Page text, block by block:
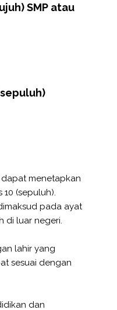
SMP atau
menetapkan
(sepuluh).
pada ayat
di luar negeri.
lahir yang
sesuai dengan
dan